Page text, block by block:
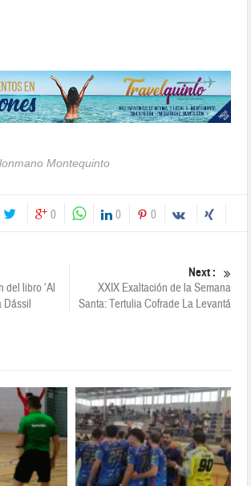
Montequinto
0 0 0
del libro ‘Al
Dássil
Next :
XXIX Exaltación de la Semana
Santa: Tertulia Cofrade La Levantá